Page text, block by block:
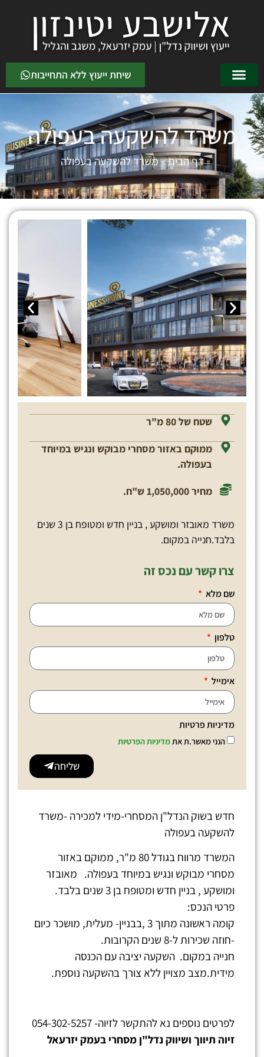
שיחת ייעוץ ללא התחייבות
משרד להשקעה בעפולה
דף הבית»משרד להשקעה בעפולה
שטח של 80 מ"ר
ממוקם באזור מסחרי מבוקש ונגיש במיוחד
בעפולה.
מחיר 1,050,000 ש"ח.
משרד מאובזר ומושקע , בניין חדש ומטופח בן 3 שנים
בלבד.חנייה במקום.
צרו קשר עם נכס זה
שם מלא
טלפון
אימייל
מדיניות פרטיות
הנני מאשר.ת את מדיניות הפרטיות
שליחה
חדש בשוק הנדל"ן המסחרי-מידי למכירה -משרד
להשקעה בעפולה
המשרד מרווח בגודל 80 מ"ר, ממוקם באזור
מסחרי מבוקש ונגיש במיוחד בעפולה. מאובזר
ומושקע , בניין חדש ומטופח בן 3 שנים בלבד.
פרטי הנכס:
קומה ראשונה מתוך 3 ,בבניין- מעלית, מושכר כיום
-חוזה שכירות ל-8 שנים הקרובות.
חנייה במקום. השקעה יציבה עם הכנסה
מידית.מצב מצויין ללא צורך בהשקעה נוספת.
לפרטים נוספים נא להתקשר לזיוה- 054-302-5257
זיוה תיווך ושיווק נדל"ן מסחרי בעמק יזרעאל